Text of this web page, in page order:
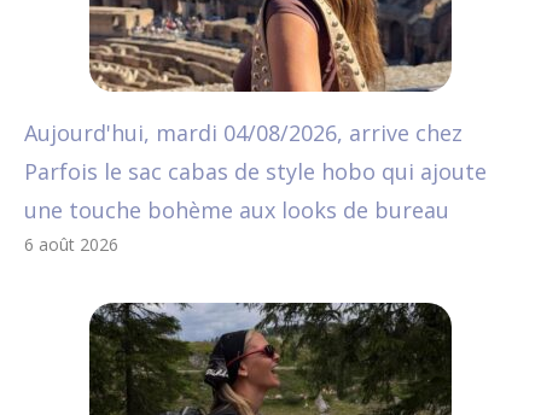
Aujourd'hui, mardi 04/08/2026, arrive chez
Parfois le sac cabas de style hobo qui ajoute
une touche bohème aux looks de bureau
6 août 2026